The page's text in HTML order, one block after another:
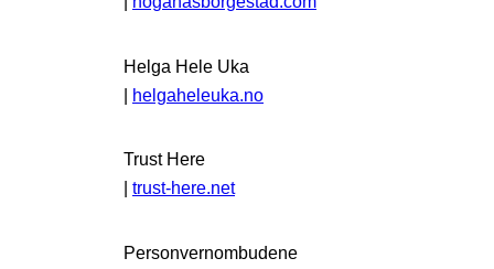
Helga Hele Uka
| helgaheleuka.no
Trust Here
trust-here.net
Personvernombudene